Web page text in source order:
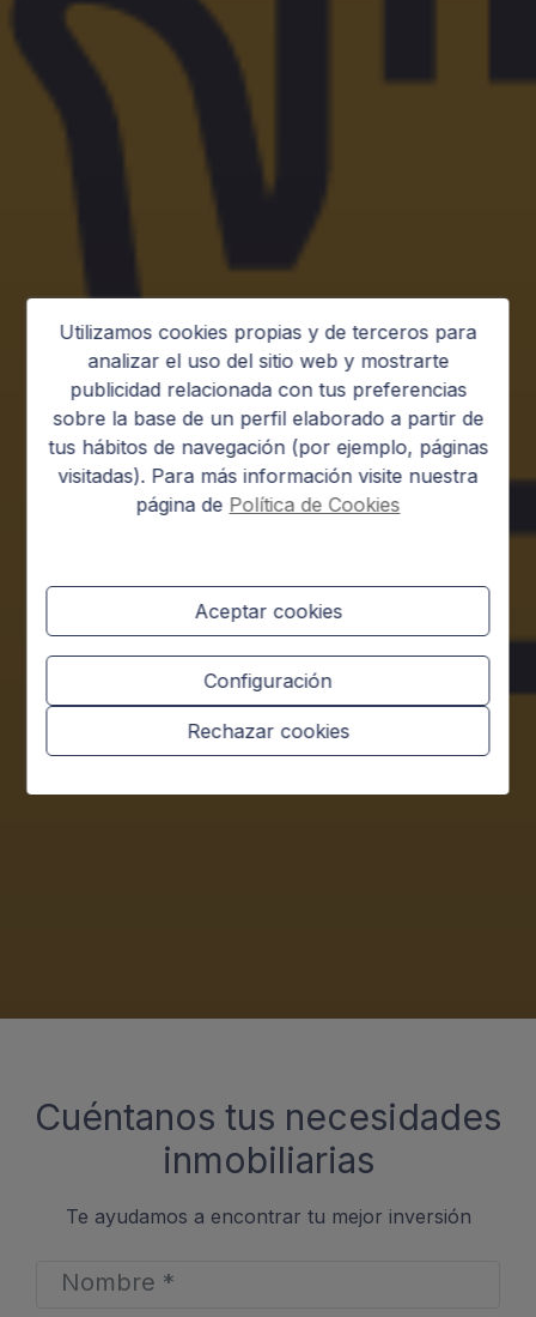
Cuéntanos tus necesidades
inmobiliarias
Te ayudamos a encontrar tu mejor inversión
Utilizamos cookies propias y de terceros para
analizar el uso del sitio web y mostrarte
publicidad relacionada con tus preferencias
sobre la base de un perfil elaborado a partir de
tus hábitos de navegación (por ejemplo, páginas
visitadas). Para más información visite nuestra
página de Política de Cookies
Aceptar cookies
Configuración
Rechazar cookies